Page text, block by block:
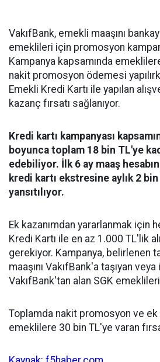
VakıfBank, emekli maaşını
emeklileri için promosyon
Kampanya kapsamında
nakit promosyon ödemesi
Emekli Kredi Kartı ile yapılan
kazanç fırsatı sağlanıyor.
Kredi kartı kampanyası
boyunca toplam 18 bin TL'ye
edebiliyor. İlk 6 ay maaş
kredi kartı ekstresine aylık 2
yansıtılıyor.
Ek kazanımdan yararlanmak için
Kredi Kartı ile en az 1.000 TL'lik
gerekiyor. Kampanya, belirlenen
maaşını VakıfBank'a taşıyan
VakıfBank'tan alan SGK
Toplamda nakit promosyon ve
emeklilere 30 bin TL'ye varan